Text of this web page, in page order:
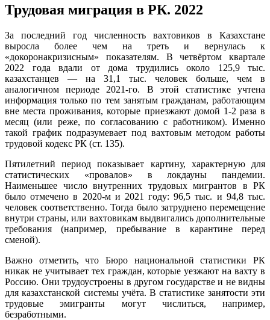
Трудовая миграция в РК. 2022
За последний год численность вахтовиков в Казахстане
выросла более чем на треть и вернулась к
«докоронакризисным» показателям. В четвёртом квартале
2022 года вдали от дома трудились около 125,9 тыс.
казахстанцев — на 31,1 тыс. человек больше, чем в
аналогичном периоде 2021-го. В этой статистике учтена
информация только по тем занятым гражданам, работающим
вне места проживания, которые приезжают домой 1-2 раза в
месяц (или реже, по согласованию с работником). Именно
такой график подразумевает под вахтовым методом работы
трудовой кодекс РК (ст. 135).
Пятилетний период показывает картину, характерную для
статистических «провалов» в локдауны пандемии.
Наименьшее число внутренних трудовых мигрантов в РК
было отмечено в 2020-м и 2021 году: 96,5 тыс. и 94,8 тыс.
человек соответственно. Тогда было затруднено перемещение
внутри страны, или вахтовикам выдвигались дополнительные
требования (например, пребывание в карантине перед
сменой).
Важно отметить, что Бюро национальной статистики РК
никак не учитывает тех граждан, которые уезжают на вахту в
Россию. Они трудоустроены в другом государстве и не видны
для казахстанской системы учёта. В статистике занятости эти
трудовые эмигранты могут числиться, например,
безработными.